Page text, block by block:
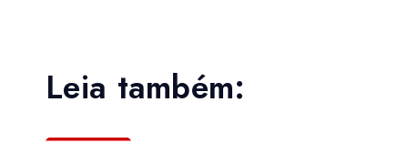
Leia também: